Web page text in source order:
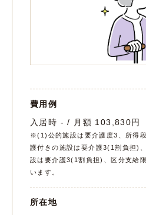
費用例
入居時 - / 月額 103,830円
※(1)公的施設は要介護度3、所得
護付きの施設は要介護3(1割負担)
設は要介護3(1割負担)、区分支給
います。
所在地